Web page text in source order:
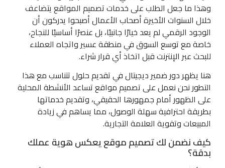
وهذا ما جعل الطلب على خدمات تصميم المواقع يتضاعف
خلال السنوات الأخيرة أصحاب الأعمال أصبحوا يدركون أن
الوجود الرقمي لم يعد خيارًا جانبيًا، بل عنصرًا أساسيًا للنجاح،
خاصة مع توسع السوق في منطقة عسير واتجاه العملاء
للبحث عبر الإنترنت قبل اتخاذ أي قرار شراء.
هنا يظهر دور ضمير ديجيتال في تقديم حلول تتناسب مع هذا
التطور نحن نعمل على تصميم مواقع تساعد الأنشطة المحلية
على الظهور أمام جمهورها الحقيقي، وتقديم خدماتها
بطريقة احترافية سهلة الوصول، مما يساهم في زيادة
المبيعات وتقوية العلامة التجارية.
كيف نضمن لك تصميم موقع يعكس هوية عملك
بدقة؟